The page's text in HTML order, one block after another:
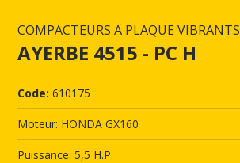
COMPACTEURS A PLAQUE VIBRANTS
AYERBE 4515 - PC H
Code: 610175
Moteur: HONDA GX160
Puissance: 5,5 H.P.